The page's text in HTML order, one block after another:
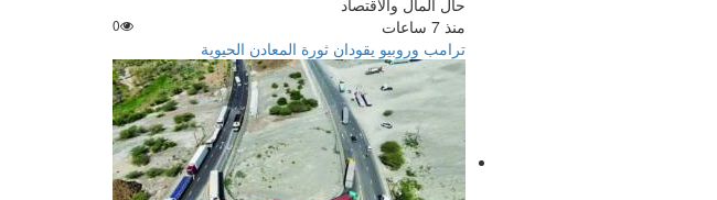
حال المال والاقتصاد
منذ 7 ساعات
0
ترامب وروبيو يقودان ثورة المعادن الحيوية